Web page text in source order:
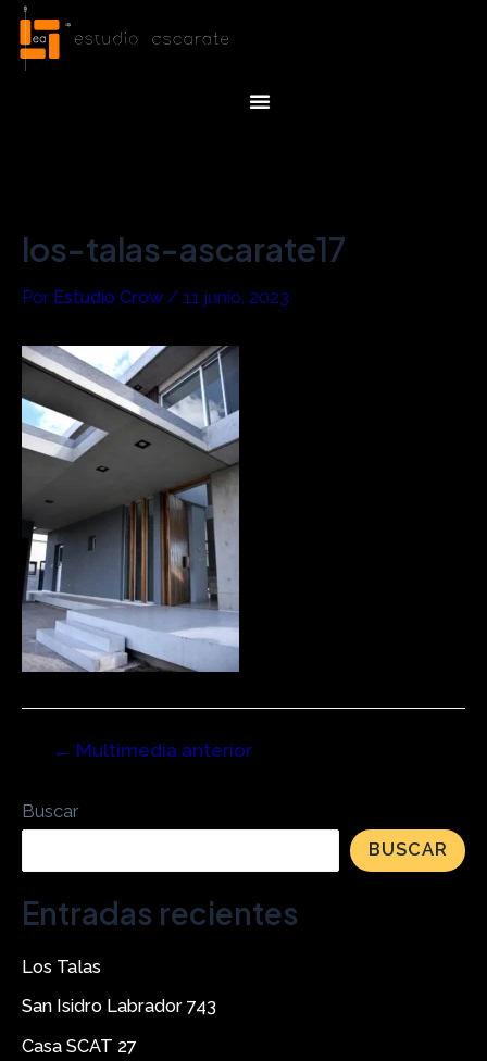
Menu
los-talas-ascarate17
Por Estudio Crow / 11 junio, 2023
Navegación
de
← Multimedia anterior
Buscar
BUSCAR
Entradas recientes
Los Talas
San Isidro Labrador 743
Casa SCAT 27